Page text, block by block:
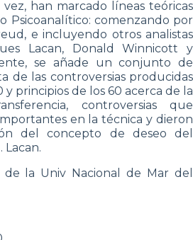
han marcado líneas teóricas
Psicoanalítico: comenzando por
e incluyendo otros analistas
Lacan, Donald Winnicott y
se añade un conjunto de
de las controversias producidas
y principios de los 60 acerca de la
controversias que
en la técnica y dieron
del concepto de deseo del
Lacan.
de la Univ Nacional de Mar del